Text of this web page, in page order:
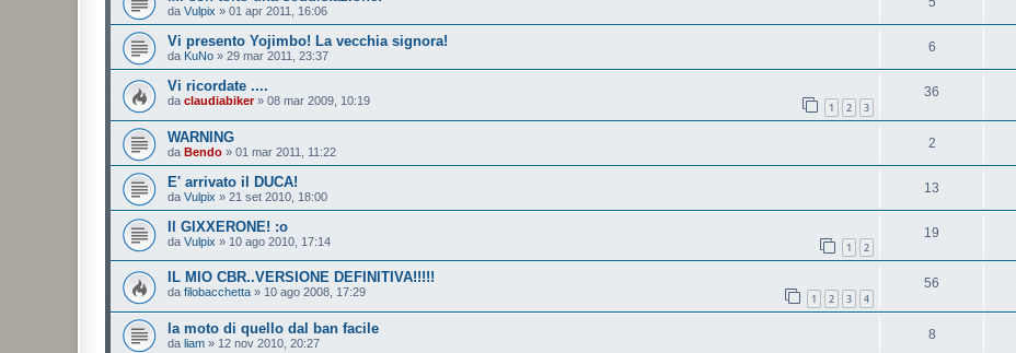
da Vulpix » 01 apr 2011, 16:06
Vi presento Yojimbo! La vecchia signora!
da KuNo » 29 mar 2011, 23:37
6
Vi ricordate ....
da claudiabiker» 08 mar 2009, 10:19 1 2 3
36
WARNING
da Bendo » 01 mar 2011, 11:22
2
E' arrivato il DUCA!
da Vulpix » 21 set 2010, 18:00
13
Il GIXXERONE! :o
da Vulpix » 10 ago 2010, 17:14 1 2
19
IL MIO CBR..VERSIONE DEFINITIVA!!!!!
da filobacchetta » 10 ago 2008, 17:29 1 2 3 4
56
la moto di quello dal ban facile
da liam » 12 nov 2010, 20:27
8